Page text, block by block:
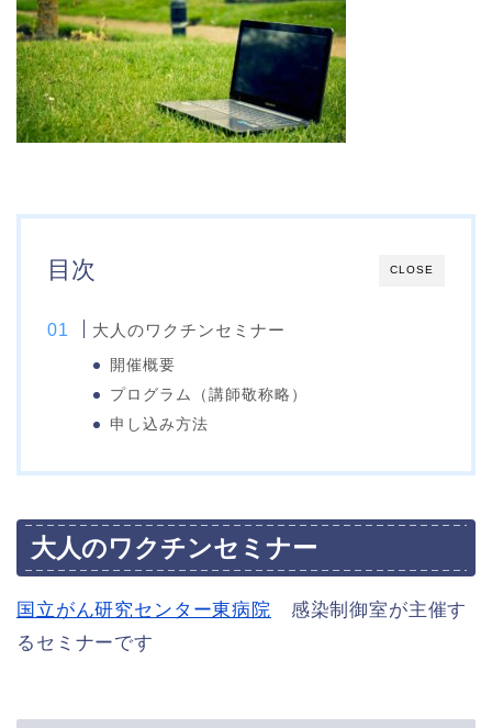
CLOSE
目次
大人のワクチンセミナー
開催概要
プログラム（講師敬称略）
申し込み方法
大人のワクチンセミナー
国立がん研究センター東病院 感染制御室が主催す
るセミナーです